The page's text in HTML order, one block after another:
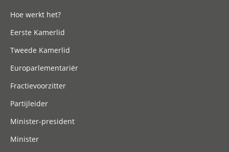
Hoe werkt het?
Eerste Kamerlid
Tweede Kamerlid
Europarlementariër
Fractievoorzitter
Partijleider
Minister-president
Minister